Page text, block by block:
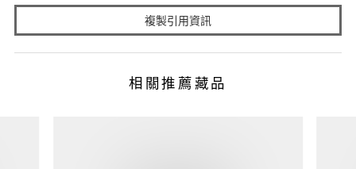
複製引用資訊
相關推薦藏品